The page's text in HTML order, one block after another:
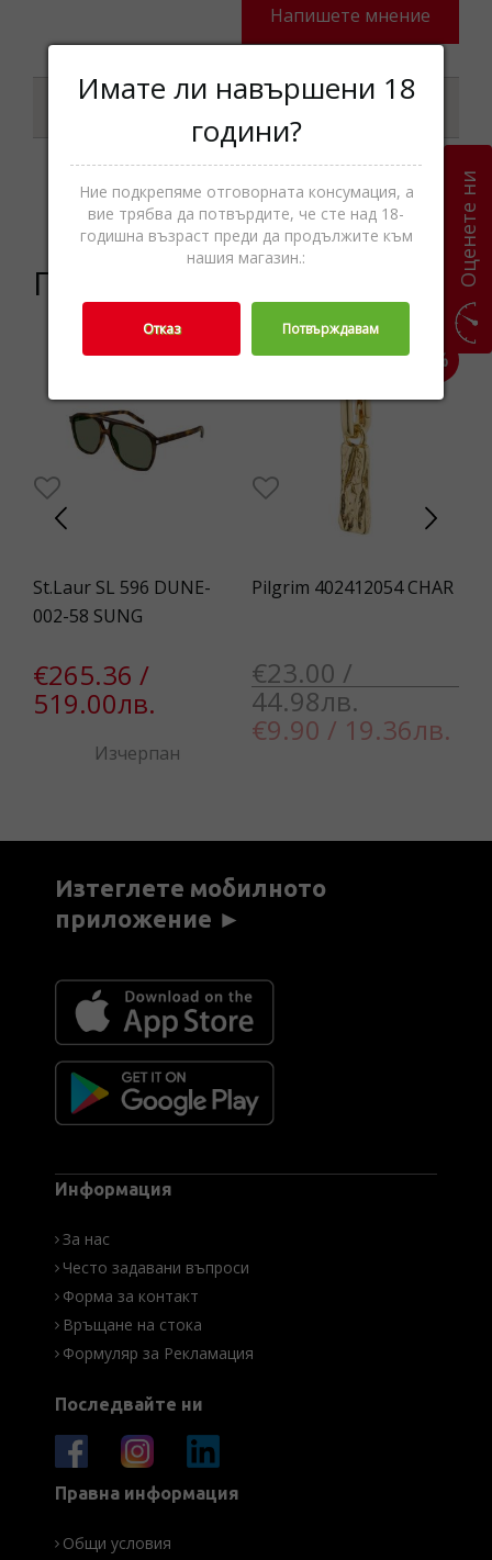
Напишете мнение
Характеристики
Категории Колиета,Бижутерия,Аксесоари
Подобни продукти
St.Laur SL 596 DUNE-
002-58 SUNG
€265.36 /
519.00лв.
Изчерпан
Pilgrim 402412054 CHAR
€23.00 /
44.98лв.
€9.90 / 19.36лв.
-57%
Изтеглете мобилното
приложение ►
Информация
За нас
Често задавани въпроси
Форма за контакт
Връщане на стока
Формуляр за Рекламация
Последвайте ни
Правна информация
Общи условия
Оценете ни
Имате ли навършени 18
години?
Ние подкрепяме отговорната консумация, а
вие трябва да потвърдите, че сте над 18-
годишна възраст преди да продължите към
нашия магазин.:
Отказ Потвърждавам